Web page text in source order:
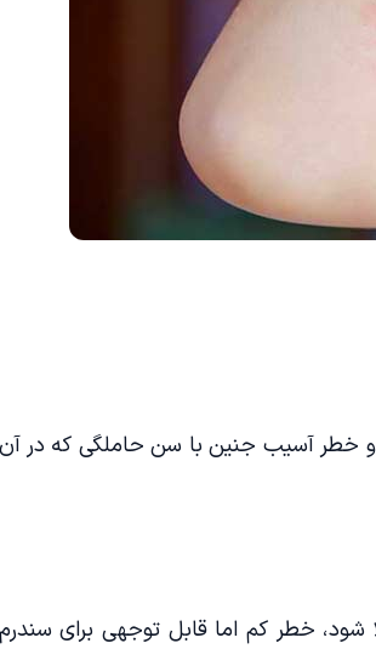
و خطر آسیب جنین با سن حاملگی که در
شود، خطر کم اما قابل توجهی برای